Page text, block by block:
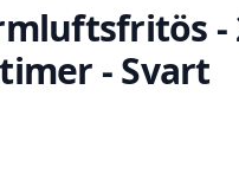
-
- Svart